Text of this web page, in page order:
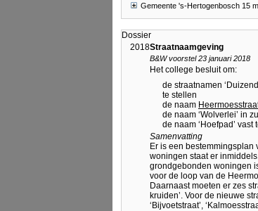
Gemeente 's-Hertogenbosch 15
Dossier
2018Straatnaamgeving
B&W voorstel 23 januari 2018
Het college besluit om:
de straatnamen
te stellen
de naam
de naam ‘Wolverlei’ in
de naam ‘Hoefpad’ vast
Samenvatting
Er is een
woningen staat er
grondgebonden woningen
voor de loop van de
Daarnaast moeten er zes
kruiden’. Voor de nieuwe
‘Bijvoetstraat’,